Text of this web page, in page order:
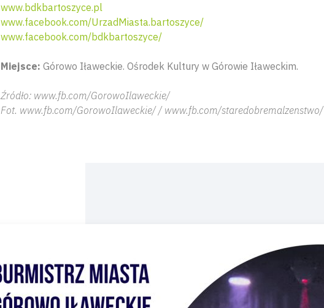
www.bdkbartoszyce.pl
www.facebook.com/UrzadMiasta.bartoszyce/
www.facebook.com/bdkbartoszyce/
Miejsce: Górowo Iławeckie. Ośrodek Kultury w Górowie Iławeckim.
Źródło: www.fb.com/GorowoIlaweckie/
Fot. www.fb.com/GorowoIlaweckie/ / www.fb.com/staredobremalzenstwo/